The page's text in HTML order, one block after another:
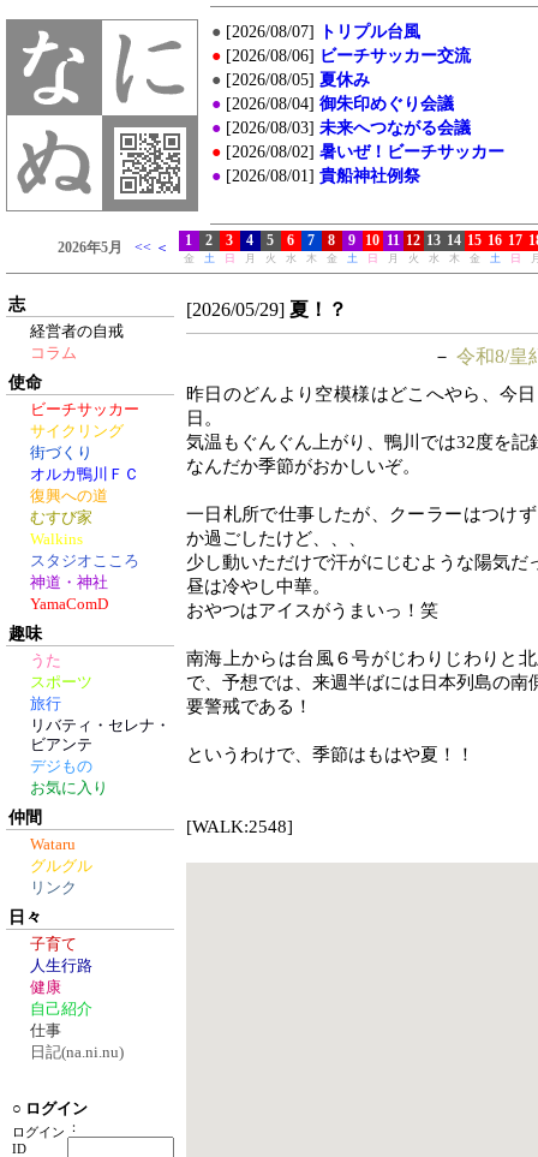
志
経営者の自戒
コラム
使命
ビーチサッカー
サイクリング
街づくり
オルカ鴨川ＦＣ
復興への道
むすび家
Walkins
スタジオこころ
神道・神社
YamaComD
趣味
うた
スポーツ
旅行
リバティ・セレナ・
ビアンテ
デジもの
お気に入り
仲間
Wataru
グルグル
リンク
日々
子育て
人生行路
健康
自己紹介
仕事
日記(na.ni.nu)
○ ログイン
ログイン
ID
：
[2026/05/29] 夏！？
－ 令和8/皇
昨日のどんより空模様はどこへやら、今
日。
気温もぐんぐん上がり、鴨川では32度を記
なんだか季節がおかしいぞ。
一日札所で仕事したが、クーラーはつけ
か過ごしたけど、、、
少し動いただけで汗がにじむような陽気だ
昼は冷やし中華。
おやつはアイスがうまいっ！笑
南海上からは台風６号がじわりじわりと
で、予想では、来週半ばには日本列島の南
要警戒である！
というわけで、季節はもはや夏！！
[WALK:2548]